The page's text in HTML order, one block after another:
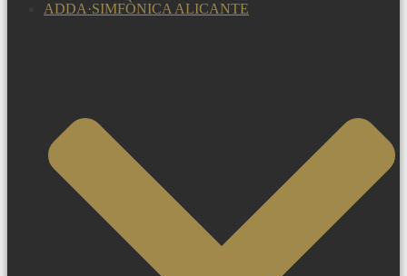
ADDA·SIMFÒNICA ALICANTE